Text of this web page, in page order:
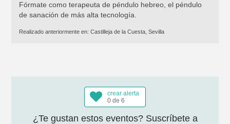
Fórmate como terapeuta de péndulo hebreo, el péndulo
de sanación de más alta tecnología.
Realizado anteriormente en: Castilleja de la Cuesta, Sevilla
crear alerta
0 de 6
¿Te gustan estos eventos? Suscríbete a